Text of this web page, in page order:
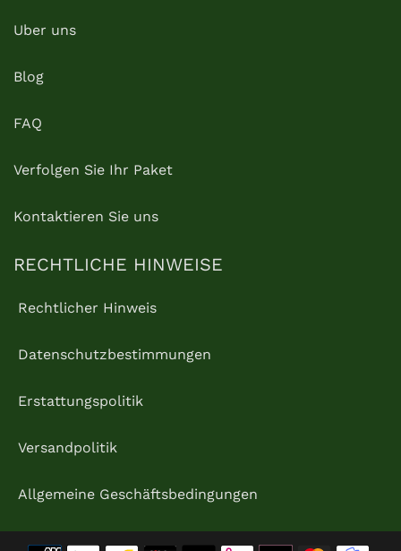
Uber uns
Blog
FAQ
Verfolgen Sie Ihr Paket
Kontaktieren Sie uns
RECHTLICHE HINWEISE
Rechtlicher Hinweis
Datenschutzbestimmungen
Erstattungspolitik
Versandpolitik
Allgemeine Geschäftsbedingungen